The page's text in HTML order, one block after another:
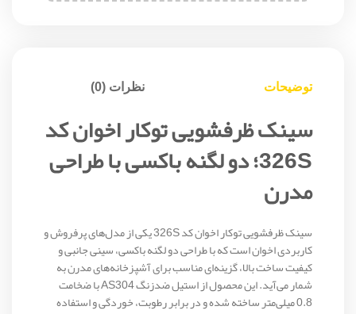
توضیحات نظرات (0)
سینک ظرفشویی توکار اخوان کد
326S؛ دو لگنه باکسی با طراحی
مدرن
سینک ظرفشویی توکار اخوان کد 326S یکی از مدل‌های پرفروش و
کاربردی اخوان است که با طراحی دو لگنه باکسی، سینی جانبی و
کیفیت ساخت بالا، گزینه‌ای مناسب برای آشپزخانه‌های مدرن به
شمار می‌آید. این محصول از استیل ضدزنگ AS304 با ضخامت
0.8 میلی‌متر ساخته شده و در برابر رطوبت، خوردگی و استفاده